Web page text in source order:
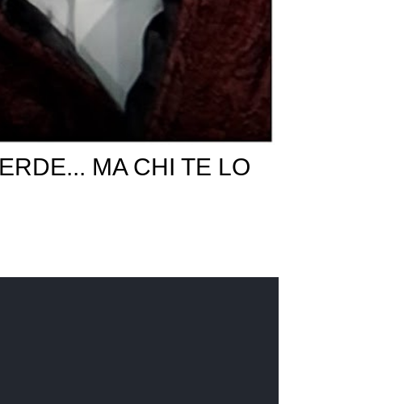
MA CHI TE LO